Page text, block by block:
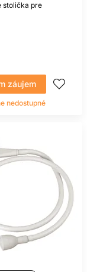
stolička pre
záujem
nedostupné